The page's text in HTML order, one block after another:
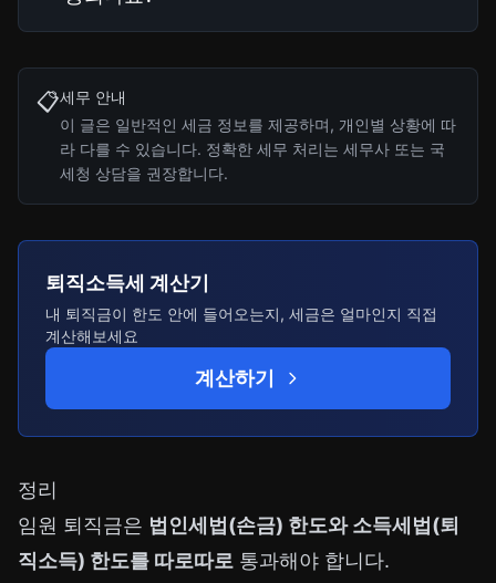
📋세무 안내
이 글은 일반적인 세금 정보를 제공하며, 개인별 상황에 따
라 다를 수 있습니다. 정확한 세무 처리는 세무사 또는 국
세청 상담을 권장합니다.
퇴직소득세 계산기
내 퇴직금이 한도 안에 들어오는지, 세금은 얼마인지 직접
계산해보세요
계산하기
정리
임원 퇴직금은 법인세법(손금) 한도와 소득세법(퇴
직소득) 한도를 따로따로 통과해야 합니다.